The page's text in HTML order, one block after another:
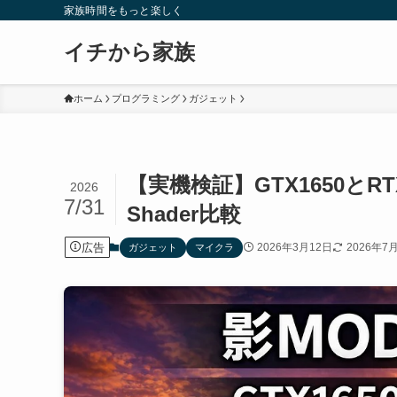
家族時間をもっと楽しく
イチから家族
ホーム プログラミング ガジェット
【実機検証】GTX1650と
Shader比較
2026
7/31
広告 ガジェット マイクラ 2026年3月12日 2026年7